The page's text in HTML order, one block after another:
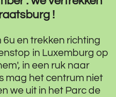
!
6u en trekken richting
in Luxemburg op
in een ruk naar
mag het centrum niet
we uit in het Parc de